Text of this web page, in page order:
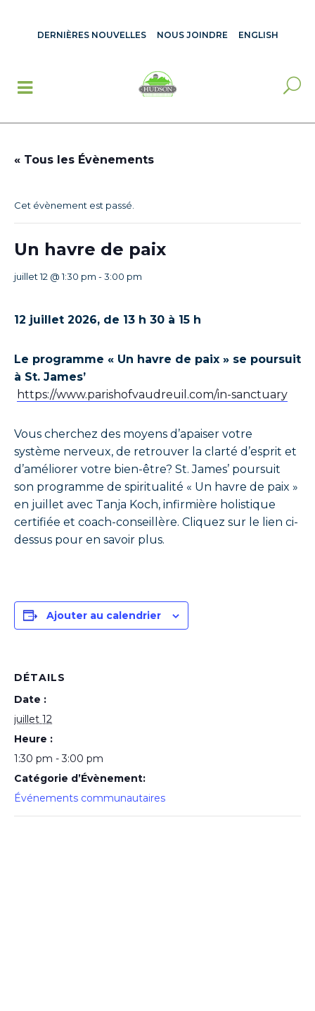
DERNIÈRES NOUVELLES NOUS JOINDRE ENGLISH
« Tous les Évènements
Cet évènement est passé.
Un havre de paix
juillet 12 @ 1:30 pm -3:00 pm
12 juillet 2026, de 13 h 30 à 15 h
Le programme « Un havre de paix » se poursuit
à St. James’
https://www.parishofvaudreuil.com/in-sanctuary
Vous cherchez des moyens d’apaiser votre
système nerveux, de retrouver la clarté d’esprit et
d’améliorer votre bien-être? St. James’ poursuit
son programme de spiritualité « Un havre de paix »
en juillet avec Tanja Koch, infirmière holistique
certifiée et coach-conseillère. Cliquez sur le lien ci-
dessus pour en savoir plus.
Ajouter au calendrier
DÉTAILS
Date :
juillet 12
Heure :
1:30 pm - 3:00 pm
Catégorie d’Évènement:
Événements communautaires